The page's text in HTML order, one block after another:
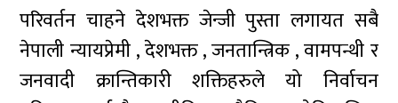
परिवर्तन चाहने देशभक्त जेन्जी पुस्ता लगायत सबै
नेपाली न्यायप्रेमी , देशभक्त , जनतान्त्रिक , वामपन्थी र
जनवादी क्रान्तिकारी शक्तिहरुले यो निर्वाचन